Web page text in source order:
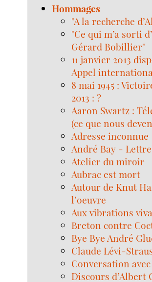
Hommages
"A la recherche
"Ce qui m’a sorti
Gérard Bobillier"
11 janvier 2013
Appel
8 mai 1945 :
2013 : ?
Aaron Swartz :
(ce que nous
Adresse inconnue
André Bay -
Atelier du miroir
Aubrac est mort
Autour de Knut
l’oeuvre
Aux vibrations
Breton contre
Bye Bye André
Claude Lévi-
Conversation
Discours d’Albert